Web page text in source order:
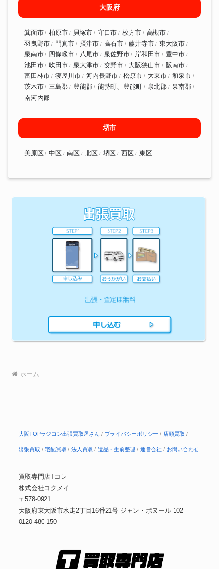
大阪府
箕面市 柏原市 貝塚市 守口市 枚方市
高槻市
羽曳野市
門真市 摂津市 高石市 藤井寺市
東大阪市
泉南市
四條畷市 八尾市 泉佐野市 岸和田市
豊中市
池田市
吹田市 泉大津市 交野市 大阪狭山市
阪南市
富田林市
寝屋川市 河内長野市 松原市 大東市
和泉市
茨木市
三島郡 豊能郡 能勢町、豊能町 泉北郡
泉南郡
南河内郡
堺市
美原区 中区 南区 北区 堺区 西区 東区
ホーム
大阪TOPラジコン出張買取屋さん プライバシーポリシー 店頭買取
出張買取 宅配買取 法人買取 遺品・生前整理 運営会社 お問い合わせ
買取専門店Tコレ
株式会社コクメイ
〒578-0921
大阪府東大阪市水走2丁目16番21号 ジャン・ボヌール 102
0120-480-150